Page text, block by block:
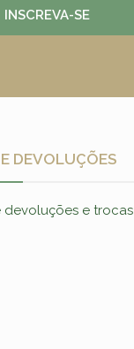
INSCREVA-SE
DEVOLUÇÕES
devoluções e trocas